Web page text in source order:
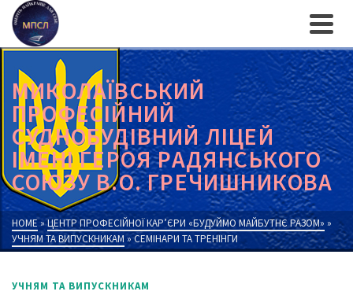
МИКОЛАЇВСЬКИЙ
ПРОФЕСІЙНИЙ
СУДНОБУДІВНИЙ ЛІЦЕЙ
ІМЕНІ ГЕРОЯ РАДЯНСЬКОГО
СОЮЗУ В.О. ГРЕЧИШНИКОВА
HOME » ЦЕНТР ПРОФЕСІЙНОЇ КАР’ЄРИ «БУДУЙМО МАЙБУТНЄ РАЗОМ» »
УЧНЯМ ТА ВИПУСКНИКАМ » СЕМІНАРИ ТА ТРЕНІНГИ
УЧНЯМ ТА ВИПУСКНИКАМ